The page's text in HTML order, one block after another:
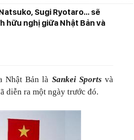
Sugi Ryotaro... sẽ
hữu nghị giữa Nhật Bản và
Nhật Bản là Sankei Sports và
diễn ra một ngày trước đó.